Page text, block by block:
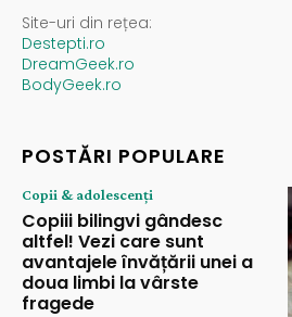
Site-uri din rețea:
Destepti.ro
DreamGeek.ro
BodyGeek.ro
POSTĂRI POPULARE
Copii & adolescenți
Copiii bilingvi gândesc
altfel! Vezi care sunt
avantajele învățării unei a
doua limbi la vârste
fragede